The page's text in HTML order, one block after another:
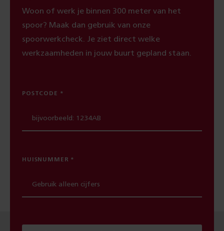
Woon of werk je binnen 300 meter van het
spoor? Maak dan gebruik van onze
spoorwerkcheck. Je ziet direct welke
werkzaamheden in jouw buurt gepland staan.
POSTCODE
HUISNUMMER